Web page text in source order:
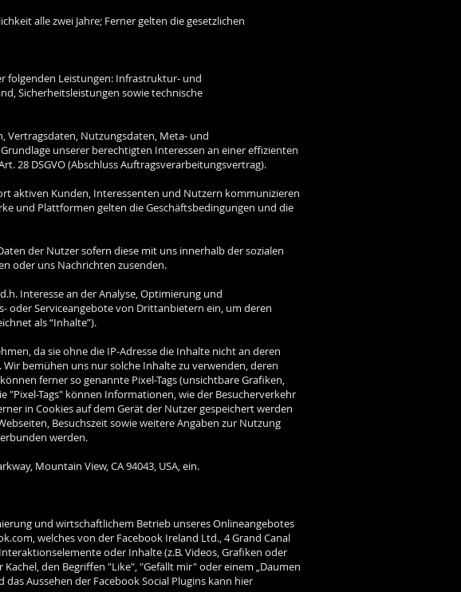
alle zwei Jahre; Ferner gelten die gesetzlichen
folgenden Leistungen: Infrastruktur- und
Sicherheitsleistungen sowie technische
Vertragsdaten, Nutzungsdaten, Meta- und
unserer berechtigten Interessen an einer effizienten
28 DSGVO (Abschluss Auftragsverarbeitungsvertrag).
aktiven Kunden, Interessenten und Nutzern kommunizieren
und Plattformen gelten die Geschäftsbedingungen und die
der Nutzer sofern diese mit uns innerhalb der sozialen
oder uns Nachrichten zusenden.
Interesse an der Analyse, Optimierung und
oder Serviceangebote von Drittanbietern ein, um deren
als “Inhalte”).
da sie ohne die IP-Adresse die Inhalte nicht an deren
bemühen uns nur solche Inhalte zu verwenden, deren
ferner so genannte Pixel-Tags (unsichtbare Grafiken,
"Pixel-Tags" können Informationen, wie der Besucherverkehr
in Cookies auf dem Gerät der Nutzer gespeichert werden
Besuchszeit sowie weitere Angaben zur Nutzung
werden.
Mountain View, CA 94043, USA, ein.
und wirtschaftlichem Betrieb unseres Onlineangebotes
welches von der Facebook Ireland Ltd., 4 Grand Canal
oder Inhalte (z.B. Videos, Grafiken oder
den Begriffen "Like", "Gefällt mir" oder einem „Daumen
Aussehen der Facebook Social Plugins kann hier